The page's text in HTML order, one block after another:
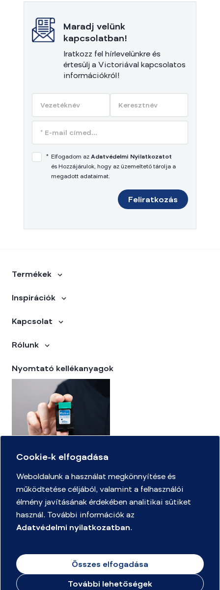
Maradj velünk
kapcsolatban!
Iratkozz fel hírlevelünkre és
értesülj a Victoriával kapcsolatos
információkról!
* Elfogadom az Adatvédelmi Nyilatkozatot
és Hozzájárulok, hogy az üzemeltető tárolja a
megadott adataimat.
Feliratkozás
Termékek
Inspirációk
Kapcsolat
Rólunk
Nyomtató kellékanyagok
Adatvédelmi Nyilatkozat
Keressük az ország legmenőbb beszerzőit 2026 tavasz -
játékszabályzat
Cookie-k elfogadása
Weboldalunk a használat megkönnyítése és
működtetése céljából, valamint a felhasználói
élmény javításának érdekében analitikai sütiket
használ. További információk az
Adatvédelmi nyilatkozatban.
Összes elfogadása
További lehetőségek